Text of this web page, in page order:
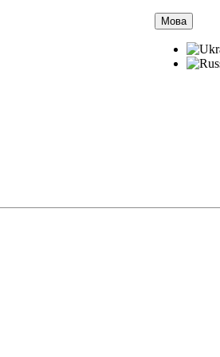
Мова